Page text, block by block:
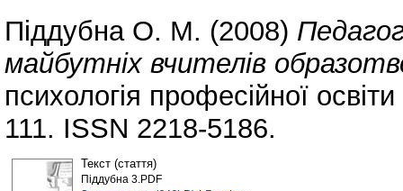
Піддубна О. М. (2008)
майбутніх вчителів
психологія професійної
111. ISSN 2218-5186.
Текст (стаття)
Піддубна 3.PDF